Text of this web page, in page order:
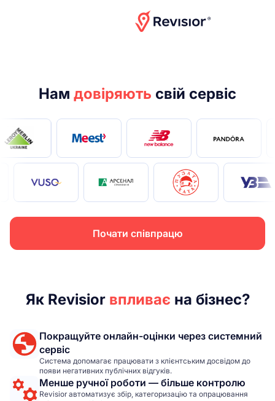
Дивитися відео-презентацію
Нам довіряють свій сервіс
Почати співпрацю
Як Revisior впливає на бізнес?
Покращуйте онлайн-оцінки через системний
сервіс
Система допомагає працювати з клієнтським досвідом до
появи негативних публічних відгуків.
Менше ручної роботи — більше контролю
Revisior автоматизує збір, категоризацію та опрацювання